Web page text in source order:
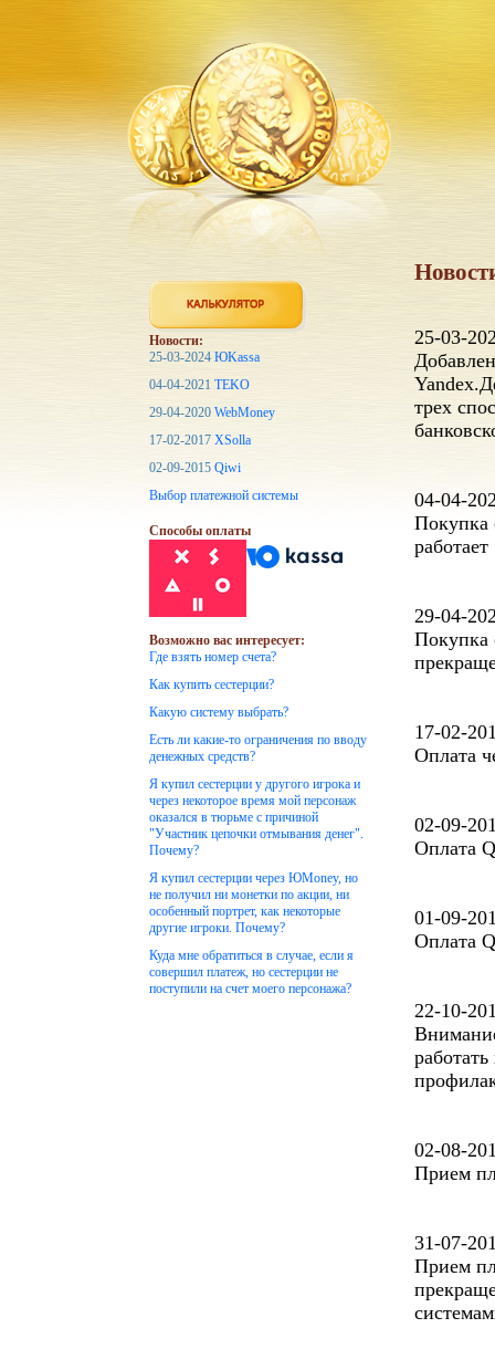
25-03-
трех
04-04-
Покупка
работает
29-04-
Покупка
17-02-
Оплата
02-09-
Оплата
01-09-
Оплата
22-10-
02-08-
Прием
31-07-
Прием
Новости:
25-03-2024 ЮKassa
04-04-2021 TEKO
29-04-2020 WebMoney
17-02-2017 XSolla
02-09-2015 Qiwi
Выбор платежной системы
Способы оплаты
Возможно вас интересует:
Где взять номер счета?
Как купить сестерции?
Какую систему выбрать?
Есть ли какие-то ограничения по вводу
денежных средств?
Я купил сестерции у другого игрока и
через некоторое время мой персонаж
оказался в тюрьме с причиной
"Участник цепочки отмывания денег".
Почему?
Я купил сестерции через ЮMoney, но
не получил ни монетки по акции, ни
особенный портрет, как некоторые
другие игроки. Почему?
Куда мне обратиться в случае, если я
совершил платеж, но сестерции не
поступили на счет моего персонажа?